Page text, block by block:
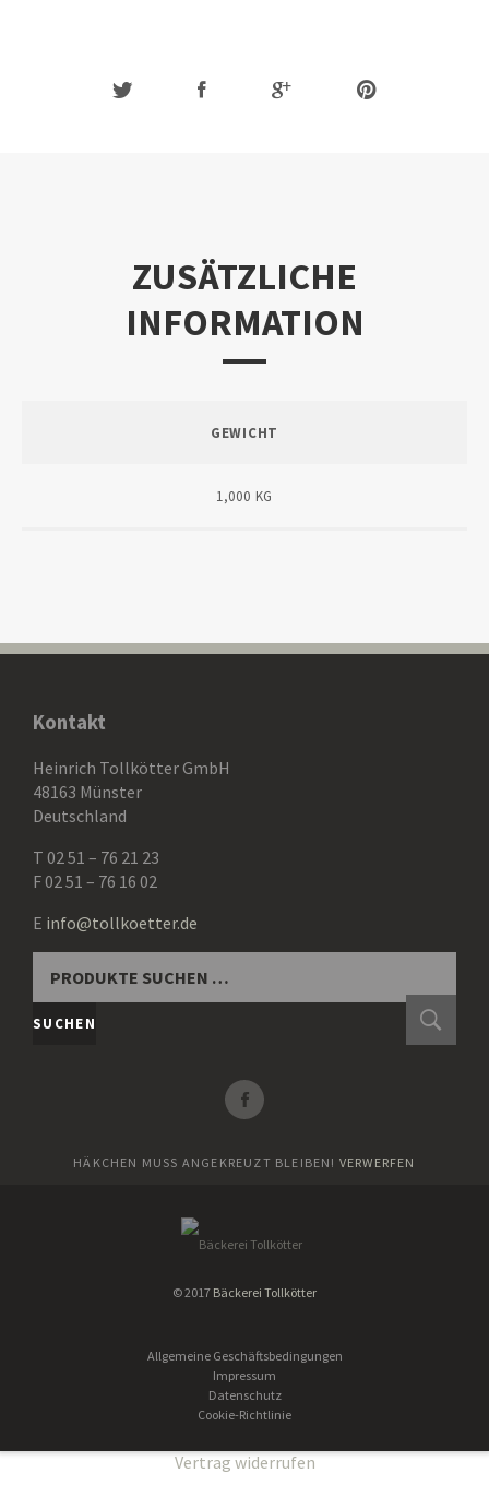
ZUSÄTZLICHE
INFORMATION
GEWICHT
1,000 KG
Kontakt
Heinrich Tollkötter GmbH
48163 Münster
Deutschland
T 02 51 – 76 21 23
F 02 51 – 76 16 02
E info@tollkoetter.de
NACH:
SUCHEN
HÄKCHEN MUSS ANGEKREUZT BLEIBEN! VERWERFEN
© 2017 Bäckerei Tollkötter
Allgemeine Geschäftsbedingungen
Impressum
Datenschutz
Cookie-Richtlinie
Vertrag widerrufen